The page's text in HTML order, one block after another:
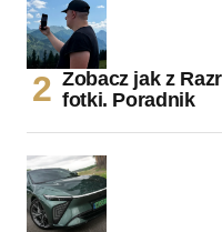
Zobacz jak z
fotki. Poradnik